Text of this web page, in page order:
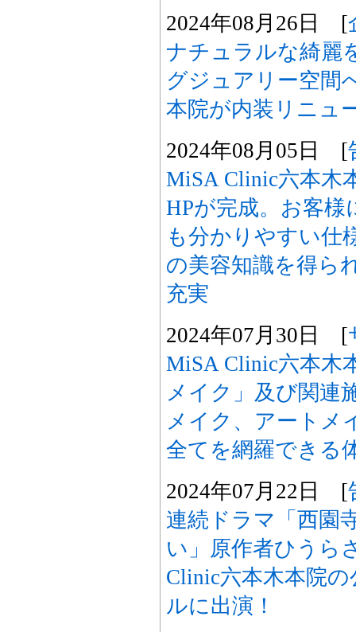
2024年08月26日 [
ナチュラルな綺麗
グジュアリー空間
本院が内装リニュ
2024年08月05日 [
MiSA Clinic六本木
HPが完成。お客
も分かりやすい仕
の美容知識を得ら
充実
2024年07月30日 [
MiSA Clinic六本木
メイク」及び関連
メイク、アートメ
全てを網羅できる
2024年07月22日 [
連続ドラマ「西園
い」原作者ひうら
Clinic六本木本院の
ルに出演！